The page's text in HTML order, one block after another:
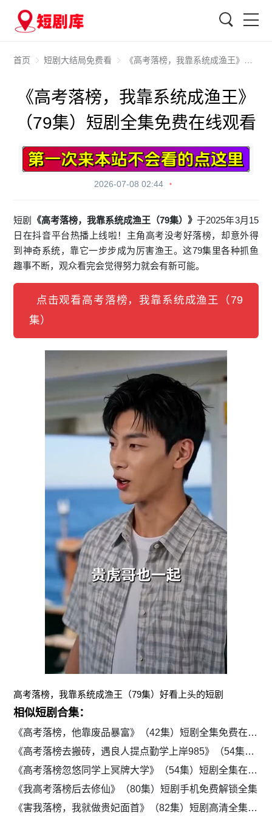
首页 短剧大结局免费看 《高考落榜，我靠系统成渔王》（79集）短剧全集免费在线观看
《高考落榜，我靠系统成渔王》
（79集）短剧全集免费在线观看
2026-07-08 02:44
短剧 《高考落榜，我靠系统成渔王（79集）》于2025年3月15
日在抖音平台热播上线啦！主角高考没考好落榜，却意外得
到神奇系统，靠它一步步成为厉害渔王。这79集里各种抓鱼
趣事不断，观众看完会觉得努力就会有新可能。
点击观看高考落榜，我靠系统成渔王（79
集）
高考落榜，我靠系统成渔王（79集）好看上头的短剧
相似短剧合集：
《高考落榜，他靠废品暴富》（42集）短剧全集免费在线赏
《高考落榜去搬砖，遇良人提点勤学上岸985》（54集）短剧在线免费看全集
《高考落榜忽悠同学上冥牌大学》（54集）短剧全集在线流畅追剧
《我高考落榜后去修仙》（80集）短剧手机免费解锁全集
《害我落榜，我就做贵妃面首》（82集）短剧高清全集在线畅看